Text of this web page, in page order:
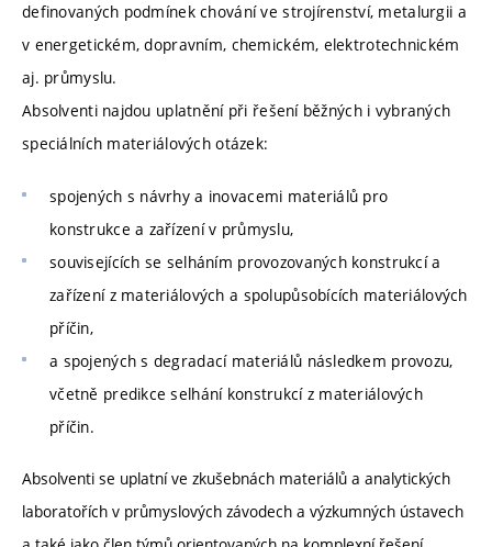
definovaných podmínek chování ve strojírenství, metalurgii a
v energetickém, dopravním, chemickém, elektrotechnickém
aj. průmyslu.
Absolventi najdou uplatnění při řešení běžných i vybraných
speciálních materiálových otázek:
spojených s návrhy a inovacemi materiálů pro
konstrukce a zařízení v průmyslu,
souvisejících se selháním provozovaných konstrukcí a
zařízení z materiálových a spolupůsobících materiálových
příčin,
a spojených s degradací materiálů následkem provozu,
včetně predikce selhání konstrukcí z materiálových
příčin.
Absolventi se uplatní ve zkušebnách materiálů a analytických
laboratořích v průmyslových závodech a výzkumných ústavech